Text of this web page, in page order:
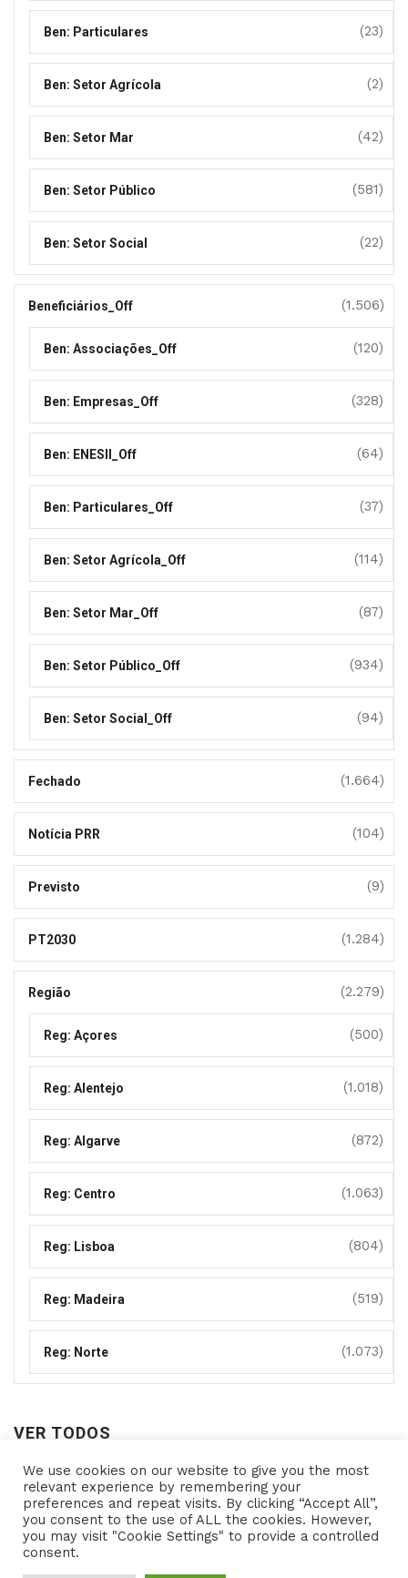
Ben: Particulares (23)
Ben: Setor Agrícola (2)
Ben: Setor Mar (42)
Ben: Setor Público (581)
Ben: Setor Social (22)
Beneficiários_Off (1.506)
Ben: Associações_Off (120)
Ben: Empresas_Off (328)
Ben: ENESII_Off (64)
Ben: Particulares_Off (37)
Ben: Setor Agrícola_Off (114)
Ben: Setor Mar_Off (87)
Ben: Setor Público_Off (934)
Ben: Setor Social_Off (94)
Fechado (1.664)
Notícia PRR (104)
Previsto (9)
PT2030 (1.284)
Região (2.279)
Reg: Açores (500)
Reg: Alentejo (1.018)
Reg: Algarve (872)
Reg: Centro (1.063)
Reg: Lisboa (804)
Reg: Madeira (519)
Reg: Norte (1.073)
VER TODOS
Ver
todos
We use cookies on our website to give you the most
relevant experience by remembering your
preferences and repeat visits. By clicking “Accept All”,
you consent to the use of ALL the cookies. However,
you may visit "Cookie Settings" to provide a controlled
consent.